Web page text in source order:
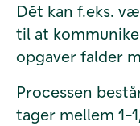
Foreningen
Kontakt
os
Dét kan f.eks.
til at
opgaver falder
Processen
tager mellem 1-